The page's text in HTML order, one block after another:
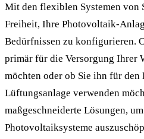
Mit den flexiblen Systemen von
Freiheit, Ihre Photovoltaik-
Bedürfnissen zu konfigurieren.
primär für die Versorgung Ihrer
möchten oder ob Sie ihn für
Lüftungsanlage verwenden
maßgeschneiderte Lösungen,
Photovoltaiksysteme